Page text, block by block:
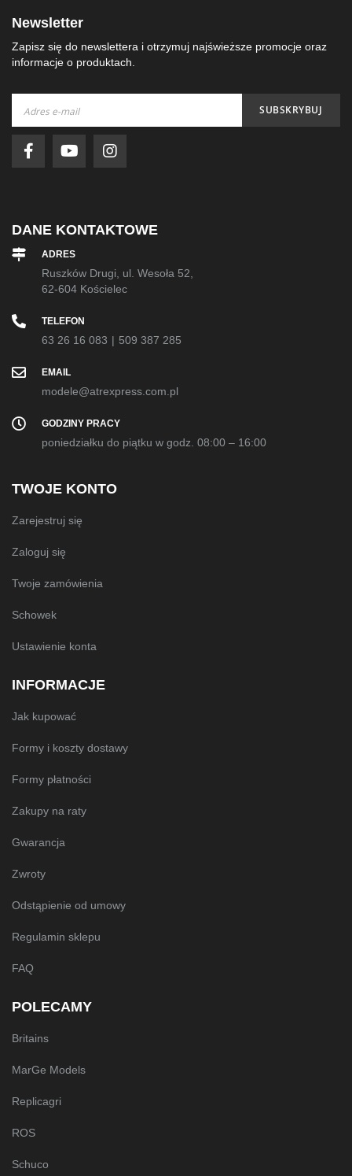
Newsletter
Zapisz się do newslettera i otrzymuj najświeższe promocje oraz
informacje o produktach.
nasz
newsletter:
SUBSKRYBUJ
DANE KONTAKTOWE
ADRES
Ruszków Drugi, ul. Wesoła 52,
62-604 Kościelec
TELEFON
63 26 16 083 | 509 387 285
EMAIL
modele@atrexpress.com.pl
GODZINY PRACY
poniedziałku do piątku w godz. 08:00 – 16:00
TWOJE KONTO
Zarejestruj się
Zaloguj się
Twoje zamówienia
Schowek
Ustawienie konta
INFORMACJE
Jak kupować
Formy i koszty dostawy
Formy płatności
Zakupy na raty
Gwarancja
Zwroty
Odstąpienie od umowy
Regulamin sklepu
FAQ
POLECAMY
Britains
MarGe Models
Replicagri
ROS
Schuco